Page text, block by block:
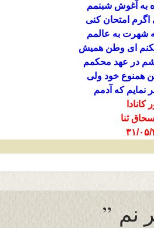
به آغوش شبنمم
امتحان کنی
شهرت به عالمم
ای وطن همیش
در عهد محکمم
همنوع خود ولی
نمایم که آدمم
کانادا
ثنا
۲۰۲۱